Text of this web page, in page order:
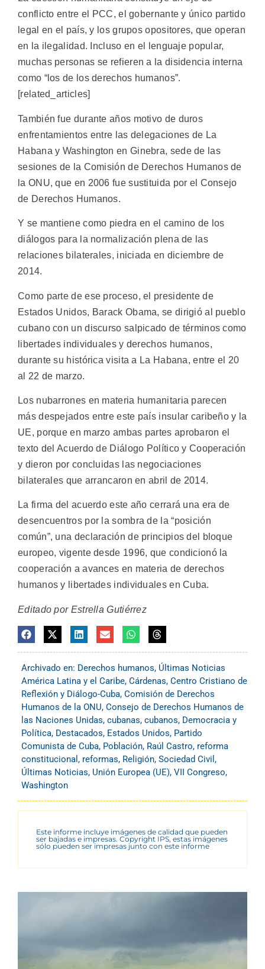
conflicto entre el PCC, el gobernante y único partido
legal en el país, y los grupos opositores, que operan
en la ilegalidad. Incluso en el lenguaje popular,
muchas personas se refieren a la disidencia interna
como “los de los derechos humanos”.
[related_articles]
También fue durante años motivo de duros
enfrentamientos entre las delegaciones de La
Habana y Washington en Ginebra, sede de las
sesiones de la Comisión de Derechos Humanos de
la ONU, que en 2006 fue sustituida por el Consejo
de Derechos Humanos.
Y se mantiene como piedra en el camino de los
diálogos para la normalización plena de las
relaciones bilaterales, iniciada en diciembre de
2014.
Como parte de ese proceso, el presidente de
Estados Unidos, Barack Obama, se dirigió al pueblo
cubano con un discurso salpicado de términos como
libertades individuales y derechos humanos,
durante su histórica visita a La Habana, entre el 20
al 22 de marzo.
Los nubarrones en materia humanitaria parecen
más despejados entre este país insular caribeño y la
UE, porque en marzo ambas partes aprobaron el
texto del Acuerdo de Diálogo Político y Cooperación
y dieron por concluidas las negociaciones
bilaterales que arrancaron en abril de 2014.
La firma del acuerdo este año cerrará una era de
desencuentros por la sombra de la “posición
común”, una declaración de principios del bloque
europeo, vigente desde 1996, que condicionó la
cooperación a avances en materia de derechos
humanos y libertades individuales en Cuba.
Editado por Estrella Gutiérrez
Archivado en: Derechos humanos, Últimas Noticias
América Latina y el Caribe, Cárdenas, Centro Cristiano de
Reflexión y Diálogo-Cuba, Comisión de Derechos
Humanos de la ONU, Consejo de Derechos Humanos de
las Naciones Unidas, cubanas, cubanos, Democracia y
Política, Destacados, Estados Unidos, Partido
Comunista de Cuba, Población, Raúl Castro, reforma
constitucional , reformas, Religión, Sociedad Civil ,
Últimas Noticias, Unión Europea (UE), VII Congreso,
Washington
Este informe incluye imágenes de calidad que pueden
ser bajadas e impresas. Copyright IPS, estas imágenes
sólo pueden ser impresas junto con este informe